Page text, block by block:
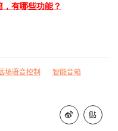
有哪些功能？
场语音控制
智能音箱
 